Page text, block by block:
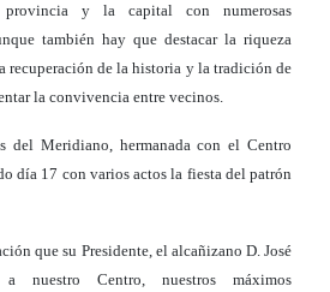
y la capital con numerosas
también hay que destacar la riqueza
recuperación de la historia y la tradición de
la convivencia entre vecinos.
del Meridiano, hermanada con el Centro
día 17 con varios actos la fiesta del patrón
que su Presidente, el alcañizano D. José
nuestro Centro, nuestros máximos